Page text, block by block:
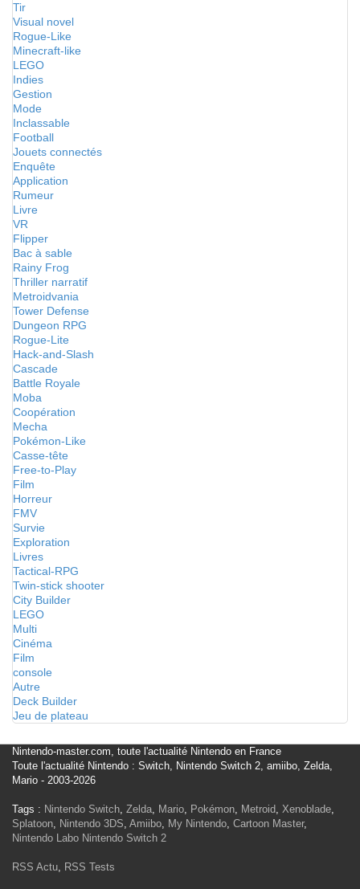
Tir
Visual novel
Rogue-Like
Minecraft-like
LEGO
Indies
Gestion
Mode
Inclassable
Football
Jouets connectés
Enquête
Application
Rumeur
Livre
VR
Flipper
Bac à sable
Rainy Frog
Thriller narratif
Metroidvania
Tower Defense
Dungeon RPG
Rogue-Lite
Hack-and-Slash
Cascade
Battle Royale
Moba
Coopération
Mecha
Pokémon-Like
Casse-tête
Free-to-Play
Film
Horreur
FMV
Survie
Exploration
Livres
Tactical-RPG
Twin-stick shooter
City Builder
LEGO
Multi
Cinéma
Film
console
Autre
Deck Builder
Jeu de plateau
Nintendo-master.com, toute l'actualité Nintendo en France
Toute l'actualité Nintendo : Switch, Nintendo Switch 2, amiibo, Zelda,
Mario - 2003-2026
Tags : Nintendo Switch, Zelda, Mario, Pokémon, Metroid, Xenoblade,
Splatoon, Nintendo 3DS, Amiibo, My Nintendo, Cartoon Master,
Nintendo Labo Nintendo Switch 2
RSS Actu, RSS Tests